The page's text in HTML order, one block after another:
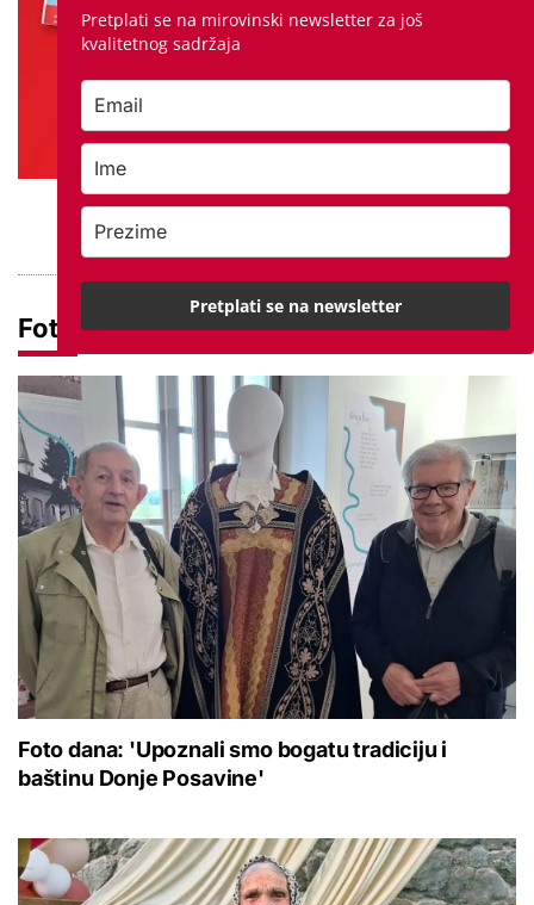
PROVJERITE PONUDU
Foto dana
Foto dana: 'Upoznali smo bogatu tradiciju i
baštinu Donje Posavine'
Pretplati se na mirovinski newsletter za još
kvalitetnog sadržaja
Pretplati se na newsletter